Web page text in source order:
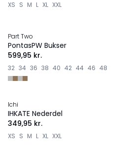
XS S M L XL XXL
NYHED
Part Two
PontasPW Bukser
599,95 kr.
32 34 36 38 40 42 44 46 48
NYHED
Ichi
IHKATE Nederdel
349,95 kr.
XS S M L XL XXL